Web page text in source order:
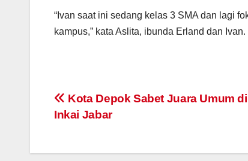
“Ivan saat ini sedang kelas 3 SMA dan lagi
kampus,” kata Aslita, ibunda Erland dan Ivan.
Post
Kota Depok Sabet Juara Umum
Inkai Jabar